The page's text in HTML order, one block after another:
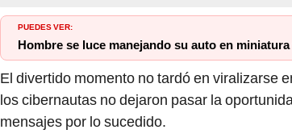
PUEDES VER:
Hombre se luce manejando su auto en
El divertido momento no tardó en viralizarse
los cibernautas no dejaron pasar la
mensajes por lo sucedido.